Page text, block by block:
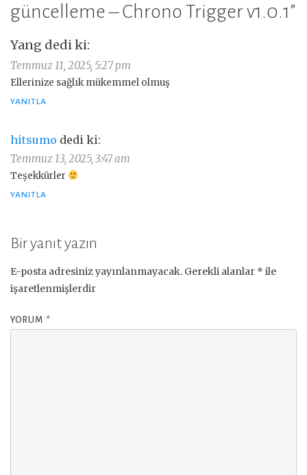
güncelleme – Chrono Trigger v1.0.1”
Yang dedi ki:
Temmuz 11, 2025, 5:27 pm
Ellerinize sağlık mükemmel olmuş
YANITLA
hitsumo dedi ki:
Temmuz 13, 2025, 3:47 am
Teşekkürler
YANITLA
Bir yanıt yazın
E-posta adresiniz yayınlanmayacak. Gerekli alanlar * ile
işaretlenmişlerdir
YORUM *